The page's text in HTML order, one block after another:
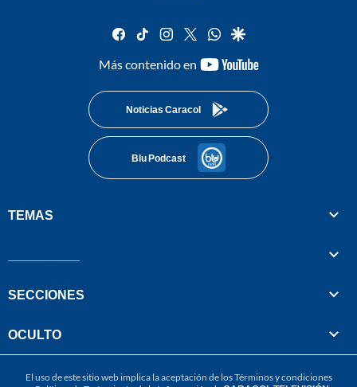
facebook
tiktok instagram
twitterwhatsapp
google
Más contenido en
youtube-
Noticias Caracol
Blu Podcast
TEMAS
SECCIONES
OCULTO
El uso de este sitio web implica la aceptación de losTérminos y condiciones